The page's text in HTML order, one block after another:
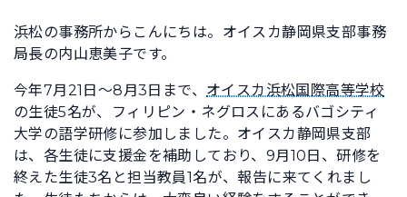
浜松の事務所からこんにちは。オイスカ静岡県支部事務
局長の内山恵美子です。
今年7月21日～8月3日まで、 オイスカ浜松国際高等学校
の生徒5名が、フィリピン・ネグロスにあるバゴシティ
大学の語学研修に参加しました。オイスカ静岡県支部
は、各生徒に支援金を補助しており、9月10日、研修を
終えた生徒3名と担当教員1名が、報告に来てくれまし